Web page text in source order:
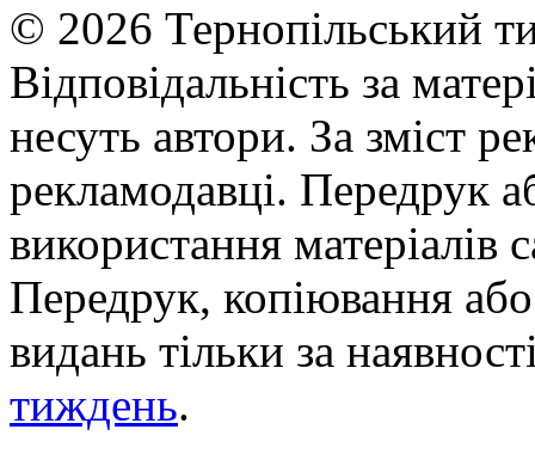
© 2026 Тернопільський
Відповідальність за
несуть автори. За зміст
рекламодавці. Передрук
використання матеріалів
Передрук, копіювання
видань тільки за
тиждень.